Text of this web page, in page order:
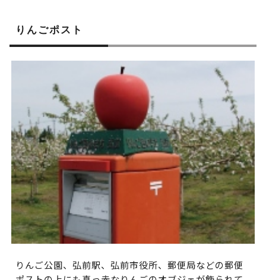
りんごポスト
りんご公園、弘前駅、弘前市役所、郵便局などの郵便